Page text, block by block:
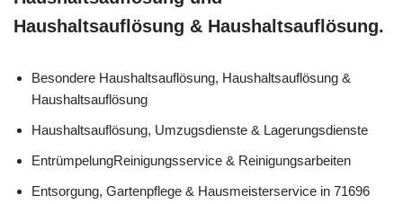
Haushaltsauflösung & Haushaltsauflösung.
Besondere Haushaltsauflösung, Haushaltsauflösung &
Haushaltsauflösung
Haushaltsauflösung, Umzugsdienste & Lagerungsdienste
EntrümpelungReinigungsservice & Reinigungsarbeiten
Entsorgung, Gartenpflege & Hausmeisterservice in 71696